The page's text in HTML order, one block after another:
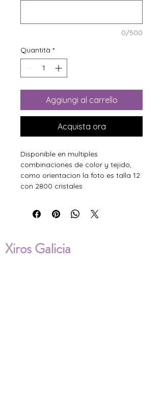
0/500
Quantità *
Aggiungi al carrello
Acquista ora
Disponible en multiples
combinaciones de color y tejido,
como orientacion la foto es talla 12
con 2800 cristales
Xiros Galicia